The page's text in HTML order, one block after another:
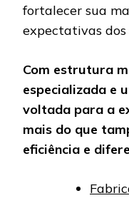
fortalecer sua
expectativas dos
Com estrutura
especializada e
voltada para a
mais do que
eficiência e